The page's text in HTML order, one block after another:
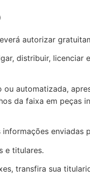
autorizar
distribuir,
automatizada,
da faixa em peças
e titulares.
transfira sua